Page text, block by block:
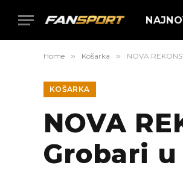
Home » Košarka » NOVA
KOŠARKA
NOVA
Grobari